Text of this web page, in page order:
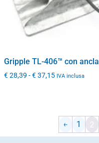
Gripple TL-406™ con
€28,39 -€37,15 IVA inclusa
← 1 2